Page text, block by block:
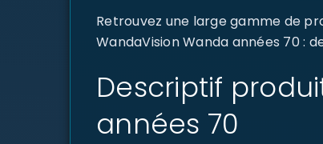
Retrouvez une large gamme de
WandaVision Wanda années 70 :
Descriptif
années 70